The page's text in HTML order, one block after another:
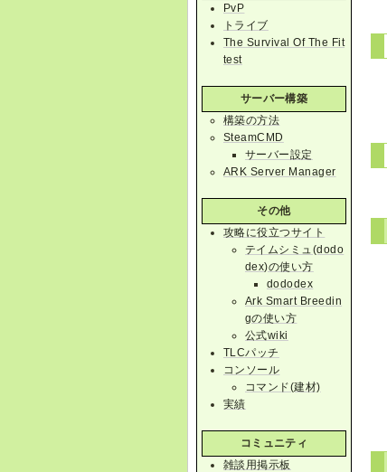
PvP
トライブ
The Survival Of The Fit
test
サーバー構築
構築の方法
SteamCMD
サーバー設定
ARK Server Manager
その他
攻略に役立つサイト
テイムシミュ(dodo
dex)の使い方
dododex
Ark Smart Breedin
gの使い方
公式wiki
TLCパッチ
コンソール
コマンド(建材)
実績
コミュニティ
雑談用掲示板